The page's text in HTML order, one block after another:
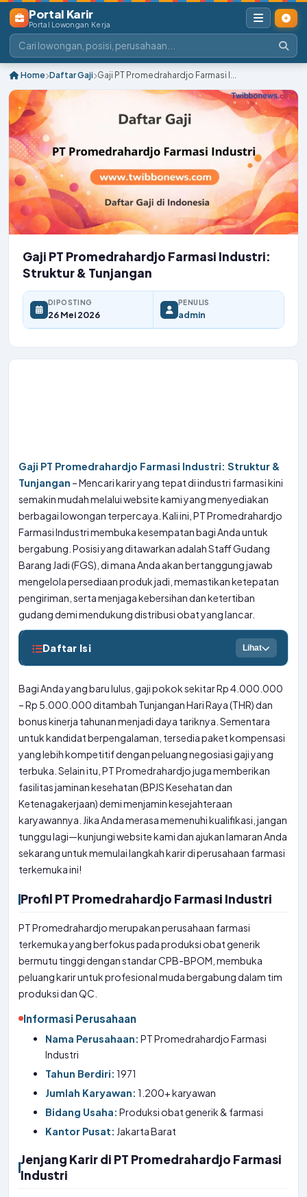
Portal Karir
Portal Lowongan Kerja
Home Daftar Gaji Gaji PT Promedrahardjo Farmasi I...
Gaji PT Promedrahardjo Farmasi Industri:
Struktur & Tunjangan
DIPOSTING
26 Mei 2026
PENULIS
admin
Gaji PT Promedrahardjo Farmasi Industri: Struktur &
Tunjangan – Mencari karir yang tepat di industri farmasi kini
semakin mudah melalui website kami yang menyediakan
berbagai lowongan terpercaya. Kali ini, PT Promedrahardjo
Farmasi Industri membuka kesempatan bagi Anda untuk
bergabung. Posisi yang ditawarkan adalah Staff Gudang
Barang Jadi (FGS), di mana Anda akan bertanggung jawab
mengelola persediaan produk jadi, memastikan ketepatan
pengiriman, serta menjaga kebersihan dan ketertiban
gudang demi mendukung distribusi obat yang lancar.
Daftar Isi Lihat
Bagi Anda yang baru lulus, gaji pokok sekitar Rp 4.000.000
– Rp 5.000.000 ditambah Tunjangan Hari Raya (THR) dan
bonus kinerja tahunan menjadi daya tariknya. Sementara
untuk kandidat berpengalaman, tersedia paket kompensasi
yang lebih kompetitif dengan peluang negosiasi gaji yang
terbuka. Selain itu, PT Promedrahardjo juga memberikan
fasilitas jaminan kesehatan (BPJS Kesehatan dan
Ketenagakerjaan) demi menjamin kesejahteraan
karyawannya. Jika Anda merasa memenuhi kualifikasi, jangan
tunggu lagi—kunjungi website kami dan ajukan lamaran Anda
sekarang untuk memulai langkah karir di perusahaan farmasi
terkemuka ini!
Profil PT Promedrahardjo Farmasi Industri
PT Promedrahardjo merupakan perusahaan farmasi
terkemuka yang berfokus pada produksi obat generik
bermutu tinggi dengan standar CPB-BPOM, membuka
peluang karir untuk profesional muda bergabung dalam tim
produksi dan QC.
Informasi Perusahaan
Nama Perusahaan: PT Promedrahardjo Farmasi
Industri
Tahun Berdiri: 1971
Jumlah Karyawan: 1.200+ karyawan
Bidang Usaha: Produksi obat generik & farmasi
Kantor Pusat: Jakarta Barat
Jenjang Karir di PT Promedrahardjo Farmasi
Industri